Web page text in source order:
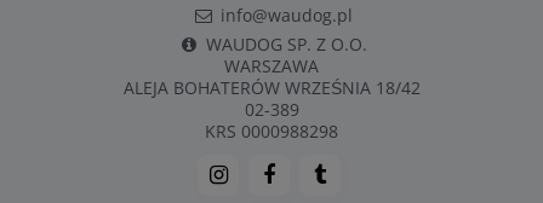
info@waudog.pl
WAUDOG SP. Z O.O.
WARSZAWA
ALEJA BOHATERÓW WRZEŚNIA 18/42
02-389
KRS 0000988298